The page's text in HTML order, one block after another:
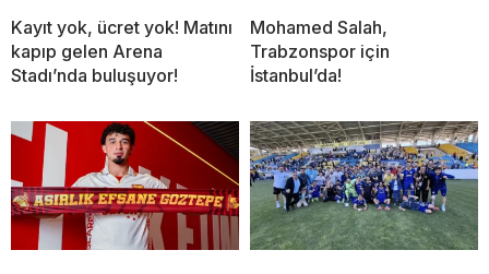
Kayıt yok, ücret yok! Matını
kapıp gelen Arena
Stadı’nda buluşuyor!
Mohamed Salah,
Trabzonspor için
İstanbul’da!